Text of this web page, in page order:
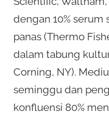
dengan 10% serum
panas (Thermo
dalam tabung
Corning, NY).
seminggu dan
konfluensi 80%